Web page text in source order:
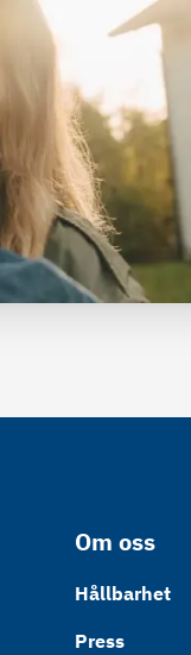
Om oss
Hållbarhet
Press